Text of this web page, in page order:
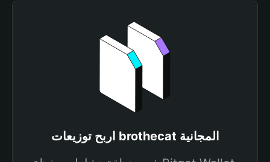
اربح توزيعات brothecat المجانية